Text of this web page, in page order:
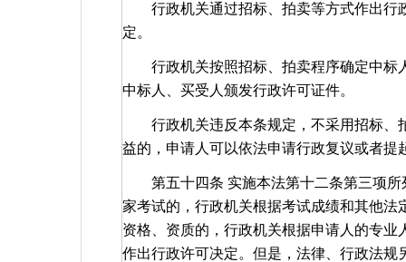
行政机关通过招标、拍卖等方式作出行
定。
行政机关按照招标、拍卖程序确定中标
中标人、买受人颁发行政许可证件。
行政机关违反本条规定，不采用招标、
益的，申请人可以依法申请行政复议或者提
第五十四条 实施本法第十二条第三项所
家考试的，行政机关根据考试成绩和其他
资格、资质的，行政机关根据申请人的专
作出行政许可决定。但是，法律、行政法规